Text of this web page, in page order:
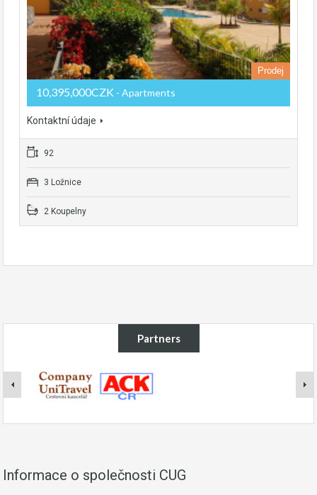
Prodej
10,395,000CZK - Apartments
Kontaktní údaje
92
3 Ložnice
2 Koupelny
Partners
Informace o společnosti CUG